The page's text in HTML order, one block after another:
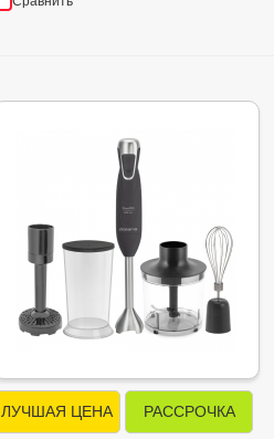
ЛУЧШАЯ ЦЕНА РАССРОЧКА